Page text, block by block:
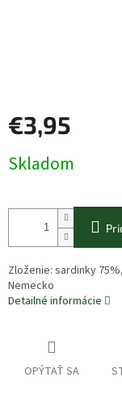
€3,95
cena:
Skladom
Zloženie: sardinky
Nemecko
Detailné informácie
OPÝTAŤ SA